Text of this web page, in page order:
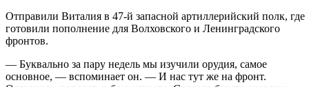
Отправили Виталия в 47-й запасной артиллерийский полк, где
готовили пополнение для Волховского и Ленинградского
фронтов.
— Буквально за пару недель мы изучили орудия, самое
основное, — вспоминает он. — И нас тут же на фронт.